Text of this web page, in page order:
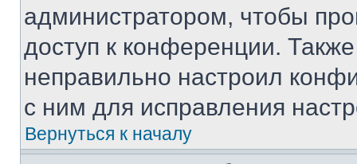
администратором, чтобы
доступ к конференции.
неправильно настроил
с ним для исправления
Вернуться к началу